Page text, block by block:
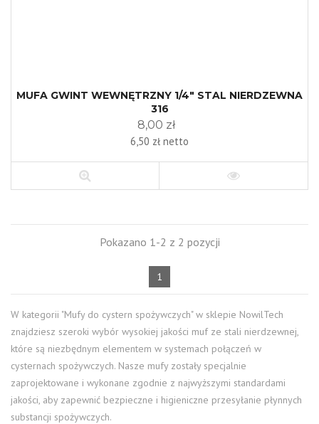
MUFA GWINT WEWNĘTRZNY 1/4" STAL NIERDZEWNA
316
8,00 zł
6,50 zł netto
Pokazano 1-2 z 2 pozycji
1
W kategorii "Mufy do cystern spożywczych" w sklepie NowilTech
znajdziesz szeroki wybór wysokiej jakości muf ze stali nierdzewnej,
które są niezbędnym elementem w systemach połączeń w
cysternach spożywczych. Nasze mufy zostały specjalnie
zaprojektowane i wykonane zgodnie z najwyższymi standardami
jakości, aby zapewnić bezpieczne i higieniczne przesyłanie płynnych
substancji spożywczych.